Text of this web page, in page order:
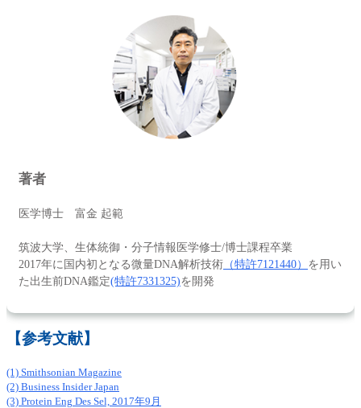
著者
医学博士 富金 起範
筑波大学、生体統御・分子情報医学修士/博士課程卒業
2017年に国内初となる微量DNA解析技術 （特許7121440） を用い
た出生前DNA鑑定(特許7331325)を開発
【参考文献】
(1) Smithsonian Magazine
(2) Business Insider Japan
(3) Protein Eng Des Sel, 2017年9月